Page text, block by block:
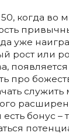
50, когда во
уже
рост или
про
бонус –